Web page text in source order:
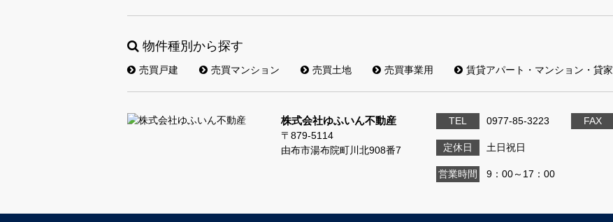
物件種別から探す
売買戸建 売買マンション 売買土地 売買事業用 賃貸アパート・マンション・貸家
株式会社ゆふいん不動産
〒879-5114
由布市湯布院町川北908番7
TEL 0977-85-3223 FAX
定休日 土日祝日
営業時間 9：00～17：00